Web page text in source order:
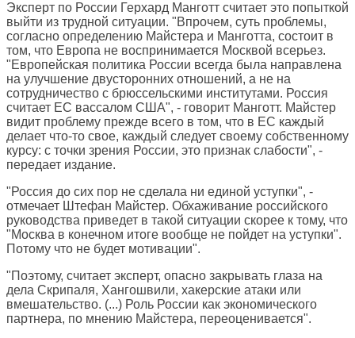
Эксперт по России Герхард Манготт считает это попыткой
выйти из трудной ситуации. "Впрочем, суть проблемы,
согласно определению Майстера и Манготта, состоит в
том, что Европа не воспринимается Москвой всерьез.
"Европейская политика России всегда была направлена
на улучшение двусторонних отношений, а не на
сотрудничество с брюссельскими институтами. Россия
считает ЕС вассалом США", - говорит Манготт. Майстер
видит проблему прежде всего в том, что в ЕС каждый
делает что-то свое, каждый следует своему собственному
курсу: с точки зрения России, это признак слабости", -
передает издание.
"Россия до сих пор не сделала ни единой уступки", -
отмечает Штефан Майстер. Обхаживание российского
руководства приведет в такой ситуации скорее к тому, что
"Москва в конечном итоге вообще не пойдет на уступки".
Потому что не будет мотивации".
"Поэтому, считает эксперт, опасно закрывать глаза на
дела Скрипаля, Хангошвили, хакерские атаки или
вмешательство. (...) Роль России как экономического
партнера, по мнению Майстера, переоценивается".